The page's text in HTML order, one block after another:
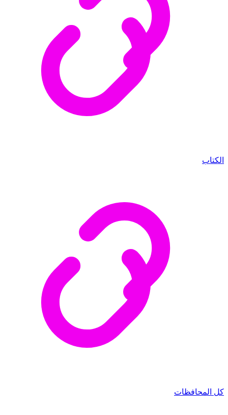
الكتاب
كل المحافظات